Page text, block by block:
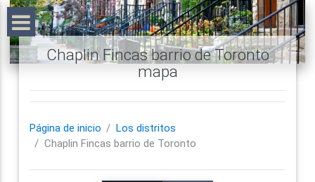
Chaplin Fincas barrio de Toronto
mapa
Página de inicio
Los distritos
Chaplin Fincas barrio de Toronto